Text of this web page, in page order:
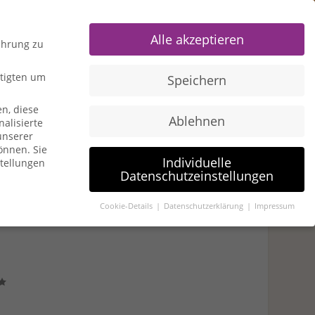
0 Items
Express
zu
um
diese
Sie
Alle akzeptieren
Speichern
Ablehnen
Individuelle
Datenschutzeinstellungen
Cookie-Details Datenschutzerklärung Impressum
um Erlaubnis bitten.
diese Website und Ihre Erfahrung zu verbessern.
und Inhaltsmessung.